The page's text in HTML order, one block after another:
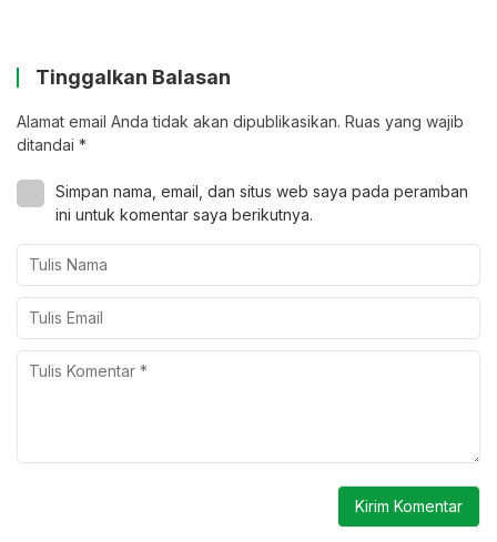
Tinggalkan Balasan
Alamat email Anda tidak akan dipublikasikan. Ruas yang wajib
ditandai *
Simpan nama, email, dan situs web saya pada peramban
ini untuk komentar saya berikutnya.